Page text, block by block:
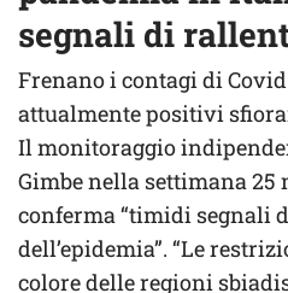
segnali di
Frenano i contagi di
attualmente positivi
Il monitoraggio
Gimbe nella settimana 25
conferma “timidi segnali
dell’epidemia”. “Le
colore delle regioni